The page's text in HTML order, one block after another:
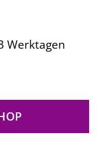
Werktagen